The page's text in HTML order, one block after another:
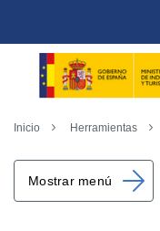
Inicio Herramientas
Mostrar menú